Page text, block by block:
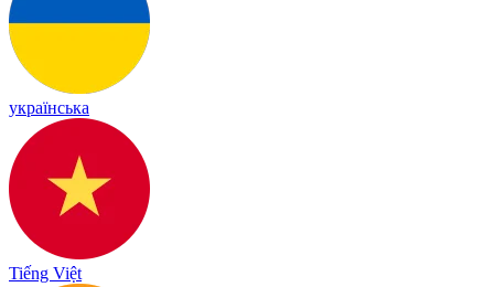
українська
Tiếng Việt